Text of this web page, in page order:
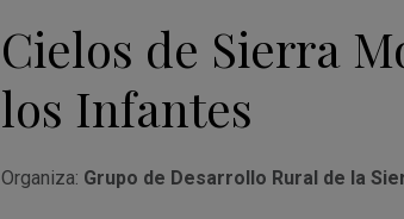
Cielos de Sierra
los Infantes
Organiza: Grupo de Desarrollo Rural de la